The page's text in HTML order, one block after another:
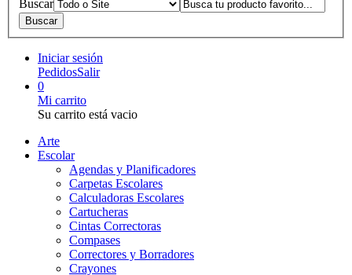
Buscar
Iniciar sesión
PedidosSalir
0
Mi carrito
Su carrito está vacio
Arte
Escolar
Agendas y Planificadores
Carpetas Escolares
Calculadoras Escolares
Cartucheras
Cintas Correctoras
Compases
Correctores y Borradores
Crayones